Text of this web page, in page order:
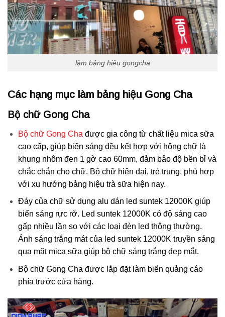
làm bảng hiệu gongcha
Các hạng mục làm bảng hiệu Gong Cha
Bộ chữ Gong Cha
Bộ chữ Gong Cha được gia công từ chất liệu mica sữa
cao cấp, giúp biển sáng đều kết hợp với hông chữ là
khung nhôm đen 1 gờ cao 60mm, đảm bảo độ bền bỉ và
chắc chắn cho chữ. Bộ chữ hiện đại, trẻ trung, phù hợp
với xu hướng bảng hiệu trà sữa hiện nay.
Đáy của chữ sử dụng alu dán led suntek 12000K giúp
biển sáng rực rỡ. Led suntek 12000K có độ sáng cao
gấp nhiều lần so với các loại đèn led thông thường.
Ánh sáng trắng mát của led suntek 12000K truyền sáng
qua mặt mica sữa giúp bộ chữ sáng trắng đẹp mắt.
Bộ chữ Gong Cha được lắp đặt làm biển quảng cáo
phía trước cửa hàng.